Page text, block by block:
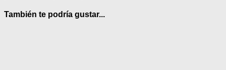
También te podría gustar...